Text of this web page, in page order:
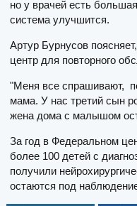
но у врачей есть
система улучшится.
Артур Бурнусов
центр для повторного
"Меня все спрашивают,
мама. У нас третий сын
жена дома с малышом
За год в Федеральном
более 100 детей с
получили
остаются под